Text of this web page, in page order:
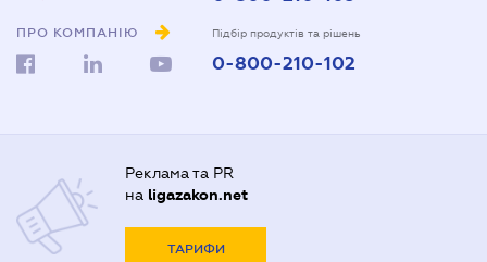
ПРО КОМПАНІЮ Підбір продуктів та рішень
0-800-210-102
Реклама та PR
на ligazakon.net
ТАРИФИ